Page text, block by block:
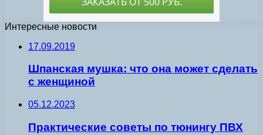
Интересные новости
17.09.2019
Шпанская мушка: что она может сделать
с женщиной
05.12.2023
Практические советы по тюнингу ПВХ